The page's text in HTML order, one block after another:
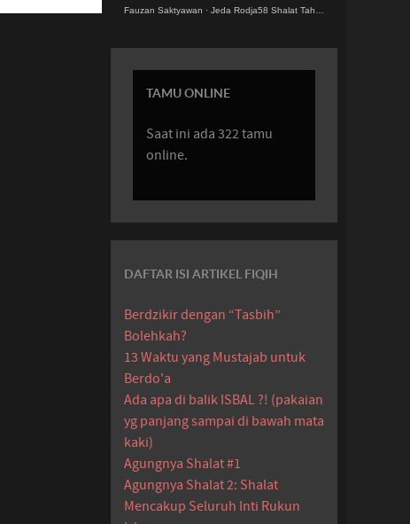
Fauzan Saktyawan · Jeda Rodja58 Shalat Tahajjud.MP3
TAMU ONLINE
Saat ini ada 322 tamu
online.
DAFTAR ISI ARTIKEL FIQIH
Berdzikir dengan “Tasbih”
Bolehkah?
13 Waktu yang Mustajab untuk
Berdo'a
Ada apa di balik ISBAL ?! (pakaian
yg panjang sampai di bawah mata
kaki)
Agungnya Shalat #1
Agungnya Shalat 2: Shalat
Mencakup Seluruh Inti Rukun